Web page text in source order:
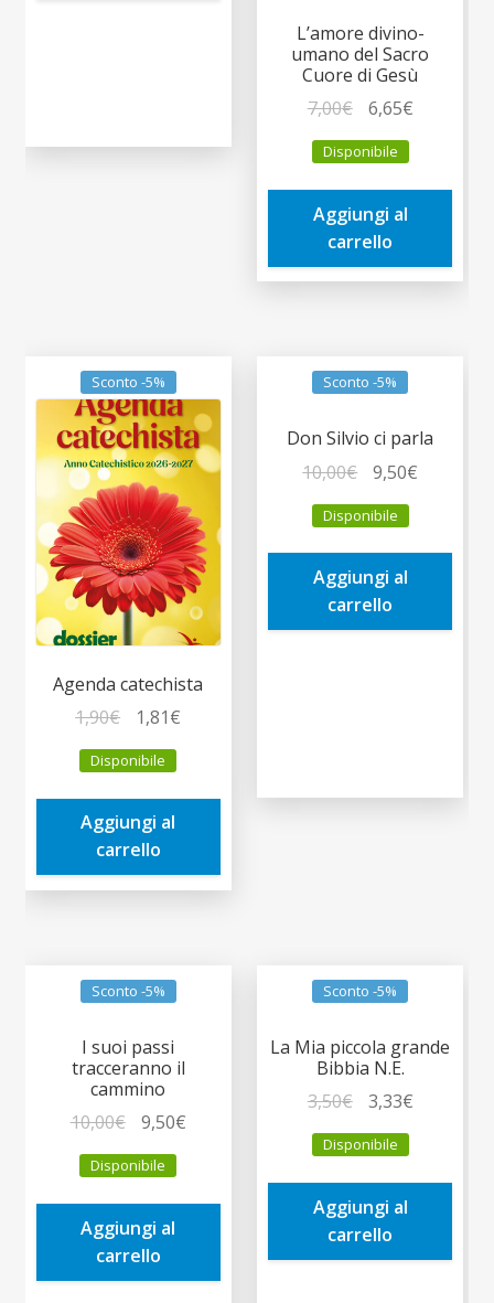
L’amore divino-
umano del Sacro
Cuore di Gesù
7,00€
prezzo
originale
era:
7,00€.
6,65€Il
è:
Disponibile
Aggiungi al
carrello
Sconto -5%
Agenda catechista
1,90€
prezzo
originale
era:
1,90€.
1,81€
è:
Disponibile
Aggiungi al
carrello
Sconto -5%
Don Silvio ci parla
10,00€
prezzo
originale
era:
10,00€.
9,50€
è:
Disponibile
Aggiungi al
carrello
Sconto -5%
I suoi passi
tracceranno il
cammino
10,00€
prezzo
originale
era:
10,00€.
9,50€Il
è:
Disponibile
Aggiungi al
carrello
Sconto -5%
La Mia piccola grande
Bibbia N.E.
3,50€
prezzo
originale
era:
3,50€.
3,33€Il
è:
Disponibile
Aggiungi al
carrello